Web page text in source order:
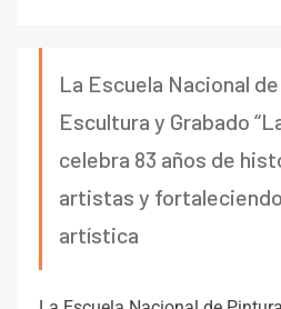
La Escuela Nacional
Escultura y Grabado
celebra 83 años de
artistas y
artística